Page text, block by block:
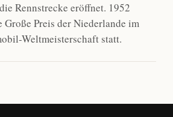
Rennstrecke eröffnet. 1952
Große Preis der Niederlande im
Weltmeisterschaft statt.